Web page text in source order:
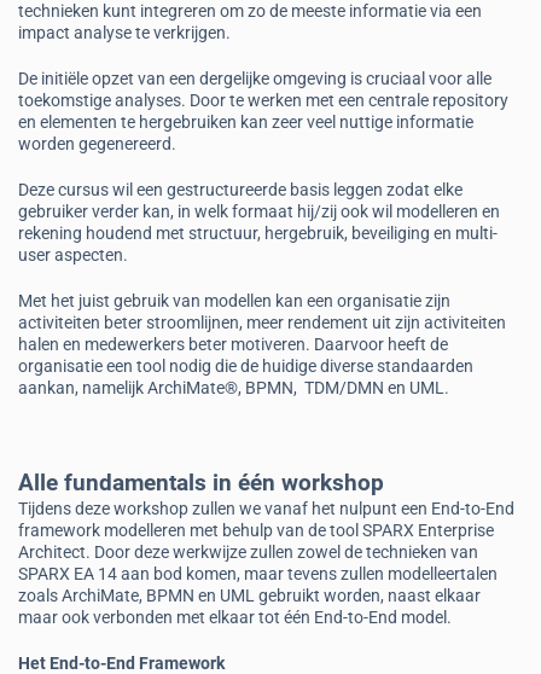
technieken kunt integreren om zo de meeste informatie via een
impact analyse te verkrijgen.
De initiële opzet van een dergelijke omgeving is cruciaal voor alle
toekomstige analyses. Door te werken met een centrale repository
en elementen te hergebruiken kan zeer veel nuttige informatie
worden gegenereerd.
Deze cursus wil een gestructureerde basis leggen zodat elke
gebruiker verder kan, in welk formaat hij/zij ook wil modelleren en
rekening houdend met structuur, hergebruik, beveiliging en multi-
user aspecten.
Met het juist gebruik van modellen kan een organisatie zijn
activiteiten beter stroomlijnen, meer rendement uit zijn activiteiten
halen en medewerkers beter motiveren. Daarvoor heeft de
organisatie een tool nodig die de huidige diverse standaarden
aankan, namelijk ArchiMate®, BPMN, TDM/DMN en UML.
Alle fundamentals in één workshop
Tijdens deze workshop zullen we vanaf het nulpunt een End-to-End
framework modelleren met behulp van de tool SPARX Enterprise
Architect. Door deze werkwijze zullen zowel de technieken van
SPARX EA 14 aan bod komen, maar tevens zullen modelleertalen
zoals ArchiMate, BPMN en UML gebruikt worden, naast elkaar
maar ook verbonden met elkaar tot één End-to-End model.
Het End-to-End Framework